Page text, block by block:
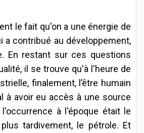
le fait qu'on a une énergie de
a contribué au développement,
En restant sur ces questions
il se trouve qu'à l'heure de
finalement, l’être humain
à avoir eu accès à une source
l'occurrence à l'époque était le
tardivement, le pétrole. Et